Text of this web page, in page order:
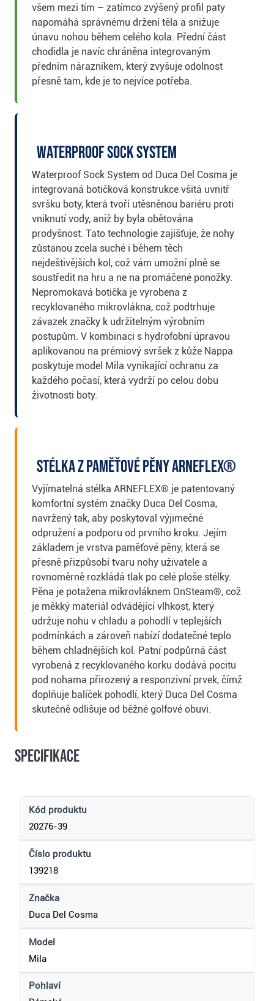
všem mezi tím – zatímco zvýšený profil paty
napomáhá správnému držení těla a snižuje
únavu nohou během celého kola. Přední část
chodidla je navíc chráněna integrovaným
předním nárazníkem, který zvyšuje odolnost
přesně tam, kde je to nejvíce potřeba.
Waterproof Sock System
Waterproof Sock System od Duca Del Cosma je
integrovaná botičková konstrukce všitá uvnitř
svršku boty, která tvoří utěsněnou bariéru proti
vniknutí vody, aniž by byla obětována
prodyšnost. Tato technologie zajišťuje, že nohy
zůstanou zcela suché i během těch
nejdeštivějších kol, což vám umožní plně se
soustředit na hru a ne na promáčené ponožky.
Nepromokavá botička je vyrobena z
recyklovaného mikrovlákna, což podtrhuje
závazek značky k udržitelným výrobním
postupům. V kombinaci s hydrofobní úpravou
aplikovanou na prémiový svršek z kůže Nappa
poskytuje model Mila vynikající ochranu za
každého počasí, která vydrží po celou dobu
životnosti boty.
Stélka z paměťové pěny ARNEFLEX®
Vyjímatelná stélka ARNEFLEX® je patentovaný
komfortní systém značky Duca Del Cosma,
navržený tak, aby poskytoval výjimečné
odpružení a podporu od prvního kroku. Jejím
základem je vrstva paměťové pěny, která se
přesně přizpůsobí tvaru nohy uživatele a
rovnoměrně rozkládá tlak po celé ploše stélky.
Pěna je potažena mikrovláknem OnSteam®, což
je měkký materiál odvádějící vlhkost, který
udržuje nohu v chladu a pohodlí v teplejších
podmínkách a zároveň nabízí dodatečné teplo
během chladnějších kol. Patní podpůrná část
vyrobená z recyklovaného korku dodává pocitu
pod nohama přirozený a responzivní prvek, čímž
doplňuje balíček pohodlí, který Duca Del Cosma
skutečně odlišuje od běžné golfové obuvi.
Specifikace
Kód produktu
20276-39
Číslo produktu
139218
Značka
Duca Del Cosma
Model
Mila
Pohlaví